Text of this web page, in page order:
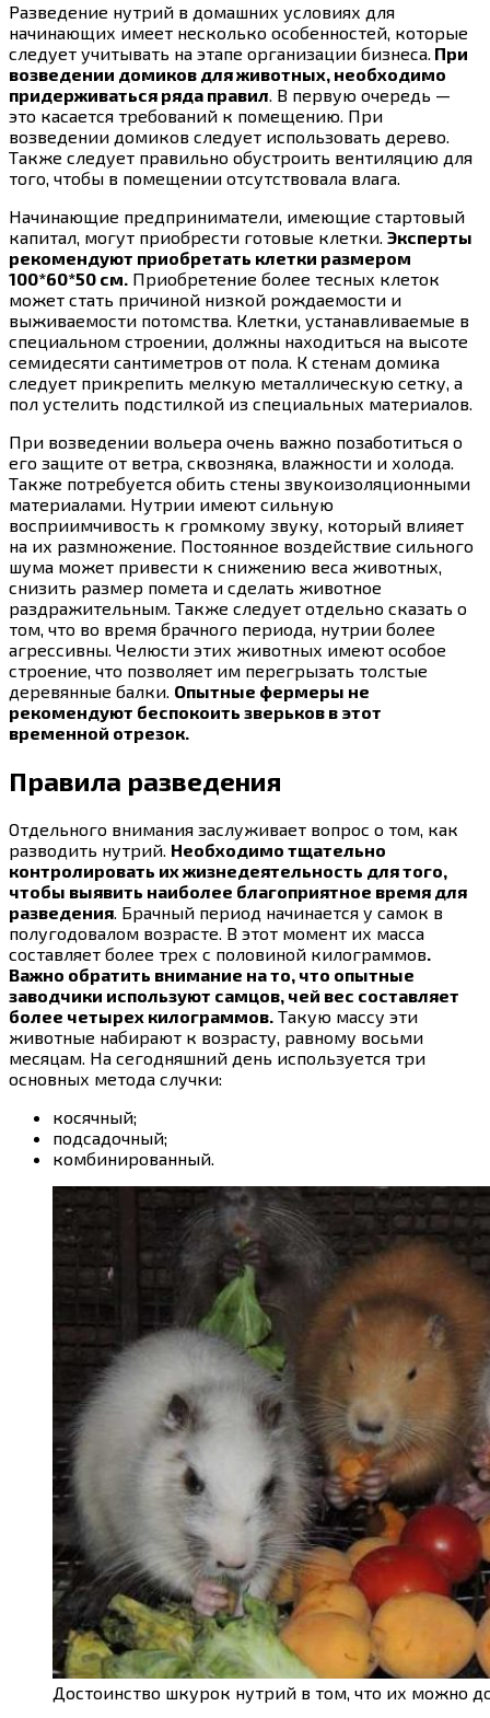
Разведение нутрий в домашних условиях для
начинающих имеет несколько особенностей, которые
следует учитывать на этапе организации бизнеса. При
возведении домиков для животных, необходимо
придерживаться ряда правил. В первую очередь —
это касается требований к помещению. При
возведении домиков следует использовать дерево.
Также следует правильно обустроить вентиляцию для
того, чтобы в помещении отсутствовала влага.
Начинающие предприниматели, имеющие стартовый
капитал, могут приобрести готовые клетки. Эксперты
рекомендуют приобретать клетки размером
100*60*50 см. Приобретение более тесных клеток
может стать причиной низкой рождаемости и
выживаемости потомства. Клетки, устанавливаемые в
специальном строении, должны находиться на высоте
семидесяти сантиметров от пола. К стенам домика
следует прикрепить мелкую металлическую сетку, а
пол устелить подстилкой из специальных материалов.
При возведении вольера очень важно позаботиться о
его защите от ветра, сквозняка, влажности и холода.
Также потребуется обить стены звукоизоляционными
материалами. Нутрии имеют сильную
восприимчивость к громкому звуку, который влияет
на их размножение. Постоянное воздействие сильного
шума может привести к снижению веса животных,
снизить размер помета и сделать животное
раздражительным. Также следует отдельно сказать о
том, что во время брачного периода, нутрии более
агрессивны. Челюсти этих животных имеют особое
строение, что позволяет им перегрызать толстые
деревянные балки. Опытные фермеры не
рекомендуют беспокоить зверьков в этот
временной отрезок.
Правила разведения
Отдельного внимания заслуживает вопрос о том, как
разводить нутрий. Необходимо тщательно
контролировать их жизнедеятельность для того,
чтобы выявить наиболее благоприятное время для
разведения. Брачный период начинается у самок в
полугодовалом возрасте. В этот момент их масса
составляет более трех с половиной килограммов.
Важно обратить внимание на то, что опытные
заводчики используют самцов, чей вес составляет
более четырех килограммов. Такую массу эти
животные набирают к возрасту, равному восьми
месяцам. На сегодняшний день используется три
основных метода случки:
косячный;
подсадочный;
комбинированный.
Достоинство шкурок нутрий в том, что их можно